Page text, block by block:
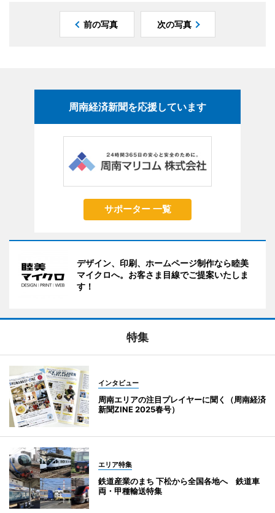
前の写真 次の写真
周南経済新聞を応援しています
サポーター 一覧
デザイン、印刷、ホームページ制作なら睦美
マイクロへ。お客さま目線でご提案いたしま
す！
特集
インタビュー
周南エリアの注目プレイヤーに聞く（周南経済
新聞ZINE 2025春号）
エリア特集
鉄道産業のまち 下松から全国各地へ 鉄道車
両・甲種輸送特集